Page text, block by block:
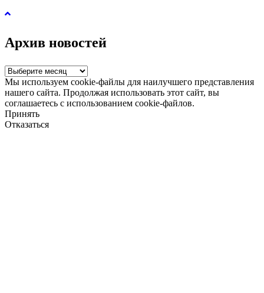
Архив новостей
Архив
новостей
Мы используем cookie-файлы для наилучшего представления
нашего сайта. Продолжая использовать этот сайт, вы
соглашаетесь с использованием cookie-файлов.
Принять
Отказаться